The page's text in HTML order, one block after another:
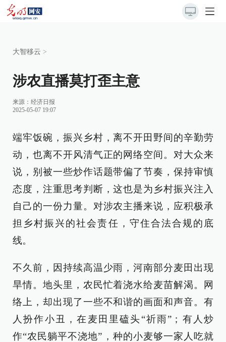
大智移云 >
涉农直播莫打歪主意
来源： 经济日报
2025-05-07 19:07
端牢饭碗，振兴乡村，离不开田野间的辛勤劳
动，也离不开风清气正的网络空间。对大众来
说，别被一些炒作话题带偏了节奏，保持审慎
态度，注重思考判断，这也是为乡村振兴注入
自己的一份力量。对涉农主播来说，应积极承
担乡村振兴的社会责任，守住合法合规的底
线。
不久前，因持续高温少雨，河南部分麦田出现
旱情。地头里，农民忙着浇水给麦苗解渴。网
络上，却出现了一些不和谐的画面和声音。有
人扮作小丑，在麦田里磕头“祈雨”；有人炒
作“农民躺平不浇地”，种的小麦够一家人吃就